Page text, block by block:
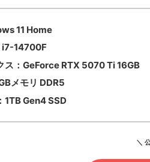
11 Home
i7-14700F
ス： GeForce RTX 5070 Ti 16GB
メモリ DDR5
1TB Gen4 SSD
＼